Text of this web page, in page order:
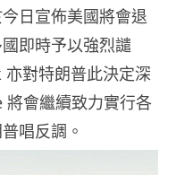
日宣佈美國將會退
即時予以強烈譴
對特朗普此決定深
會繼續致力實行各
唱反調。